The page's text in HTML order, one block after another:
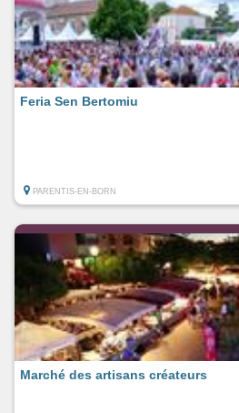
Feria Sen Bertomiu
PARENTIS-EN-BORN
Marché des artisans créateurs